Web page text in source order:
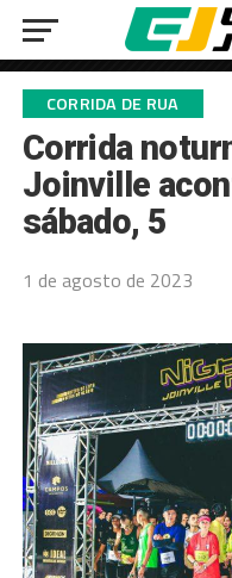
CORRIDA DE RUA
Corrida
Joinville
sábado, 5
1 de agosto de 2023